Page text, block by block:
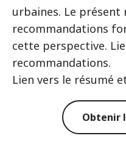
urbaines. Le
recommandations
cette perspective.
recommandations.
Lien vers le résumé
Obtenir